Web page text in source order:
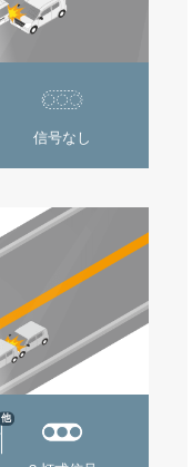
信号なし
他